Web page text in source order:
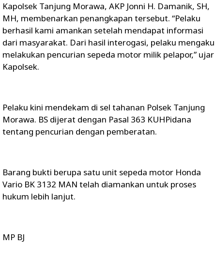
Kapolsek Tanjung Morawa, AKP Jonni H. Damanik, SH,
MH, membenarkan penangkapan tersebut. “Pelaku
berhasil kami amankan setelah mendapat informasi
dari masyarakat. Dari hasil interogasi, pelaku mengaku
melakukan pencurian sepeda motor milik pelapor,” ujar
Kapolsek.
Pelaku kini mendekam di sel tahanan Polsek Tanjung
Morawa. BS dijerat dengan Pasal 363 KUHPidana
tentang pencurian dengan pemberatan.
Barang bukti berupa satu unit sepeda motor Honda
Vario BK 3132 MAN telah diamankan untuk proses
hukum lebih lanjut.
MP BJ